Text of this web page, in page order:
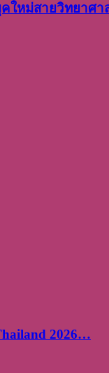
ใหม่สายวิทยาศ
2026…